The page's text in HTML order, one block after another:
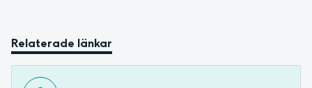
Relaterade länkar